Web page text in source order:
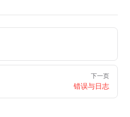
下一页
错误与日志